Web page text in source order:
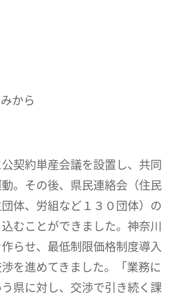
契約単産会議を設置し、共同
。その後、県民連絡会（住民
体、労組など１３０団体）の
むことができました。神奈川
らせ、最低制限価格制度導入
を進めてきました。「業務に
県に対し、交渉で引き続く課